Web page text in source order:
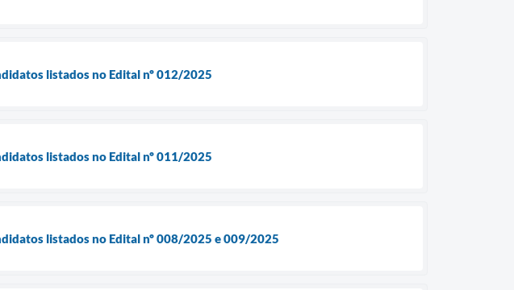
listados no Edital nº 012/2025
listados no Edital nº 011/2025
listados no Edital nº 008/2025 e 009/2025